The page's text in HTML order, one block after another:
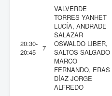
20:30-
20:45
7
VALVERDE
TORRES YANHET
LUCÍA, ANDRADE
SALAZAR
OSWALDO LIBER,
SALTOS SALGADO
MARCO
FERNANDO, ERAS
DÍAZ JORGE
ALFREDO